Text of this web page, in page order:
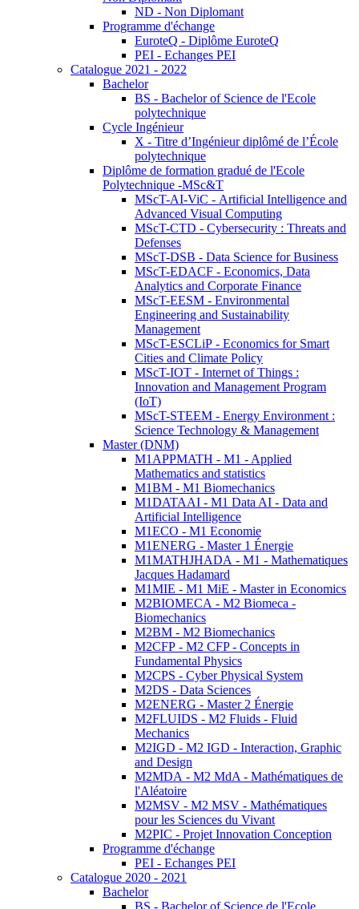
ND - Non Diplomant
Programme d'échange
EuroteQ - Diplôme EuroteQ
PEI - Echanges PEI
Catalogue 2021 - 2022
Bachelor
BS - Bachelor of Science de l'Ecole
polytechnique
Cycle Ingénieur
X - Titre d’Ingénieur diplômé de l’École
polytechnique
Diplôme de formation gradué de l'Ecole
Polytechnique -MSc&T
MScT-AI-ViC - Artificial Intelligence and
Advanced Visual Computing
MScT-CTD - Cybersecurity : Threats and
Defenses
MScT-DSB - Data Science for Business
MScT-EDACF - Economics, Data
Analytics and Corporate Finance
MScT-EESM - Environmental
Engineering and Sustainability
Management
MScT-ESCLiP - Economics for Smart
Cities and Climate Policy
MScT-IOT - Internet of Things :
Innovation and Management Program
(IoT)
MScT-STEEM - Energy Environment :
Science Technology & Management
Master (DNM)
M1APPMATH - M1 - Applied
Mathematics and statistics
M1BM - M1 Biomechanics
M1DATAAI - M1 Data AI - Data and
Artificial Intelligence
M1ECO - M1 Economie
M1ENERG - Master 1 Énergie
M1MATHJHADA - M1 - Mathematiques
Jacques Hadamard
M1MIE - M1 MiE - Master in Economics
M2BIOMECA - M2 Biomeca -
Biomechanics
M2BM - M2 Biomechanics
M2CFP - M2 CFP - Concepts in
Fundamental Physics
M2CPS - Cyber Physical System
M2DS - Data Sciences
M2ENERG - Master 2 Énergie
M2FLUIDS - M2 Fluids - Fluid
Mechanics
M2IGD - M2 IGD - Interaction, Graphic
and Design
M2MDA - M2 MdA - Mathématiques de
l'Aléatoire
M2MSV - M2 MSV - Mathématiques
pour les Sciences du Vivant
M2PIC - Projet Innovation Conception
Programme d'échange
PEI - Echanges PEI
Catalogue 2020 - 2021
Bachelor
BS - Bachelor of Science de l'Ecole